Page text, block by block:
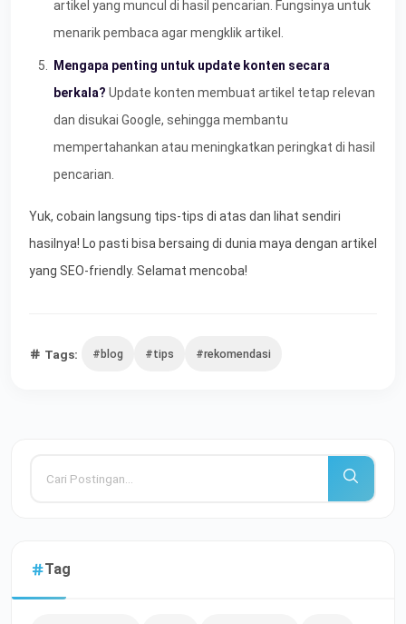
artikel yang muncul di hasil pencarian. Fungsinya untuk
menarik pembaca agar mengklik artikel.
Mengapa penting untuk update konten secara
berkala? Update konten membuat artikel tetap relevan
dan disukai Google, sehingga membantu
mempertahankan atau meningkatkan peringkat di hasil
pencarian.
Yuk, cobain langsung tips-tips di atas dan lihat sendiri
hasilnya! Lo pasti bisa bersaing di dunia maya dengan artikel
yang SEO-friendly. Selamat mencoba!
Tags: #blog #tips #rekomendasi
Tag